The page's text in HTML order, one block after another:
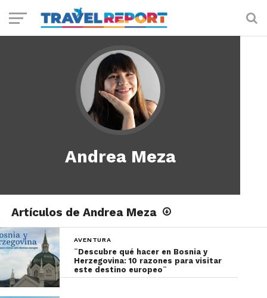
Andrea Meza
Artículos de Andrea Meza
AVENTURA
¨Descubre qué hacer en Bosnia y
Herzegovina: 10 razones para visitar
este destino europeo¨